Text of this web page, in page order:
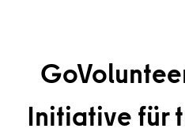
Initiative für